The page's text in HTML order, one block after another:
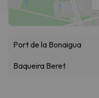
Port de la Bonaigua
Baqueira Beret